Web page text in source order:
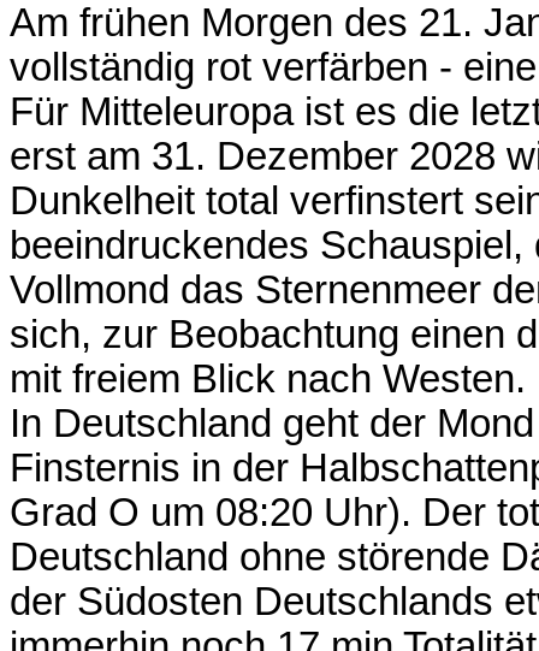
Am frühen Morgen des 21.
vollständig rot verfärben -
Für Mitteleuropa ist es die
erst am 31. Dezember 2028
Dunkelheit total verfinstert
beeindruckendes
Vollmond das Sternenmeer
sich, zur Beobachtung einen
mit freiem Blick nach Westen.
In Deutschland geht der
Finsternis in der
Grad O um 08:20 Uhr). Der
Deutschland ohne störende
der Südosten Deutschlands